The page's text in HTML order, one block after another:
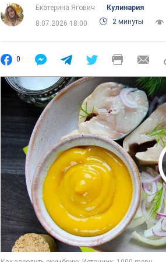
Екатерина Ягович
Кулинария
8.07.2026 18:00
2 минуты
0